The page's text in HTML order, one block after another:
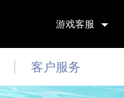
游戏客服
客户服务